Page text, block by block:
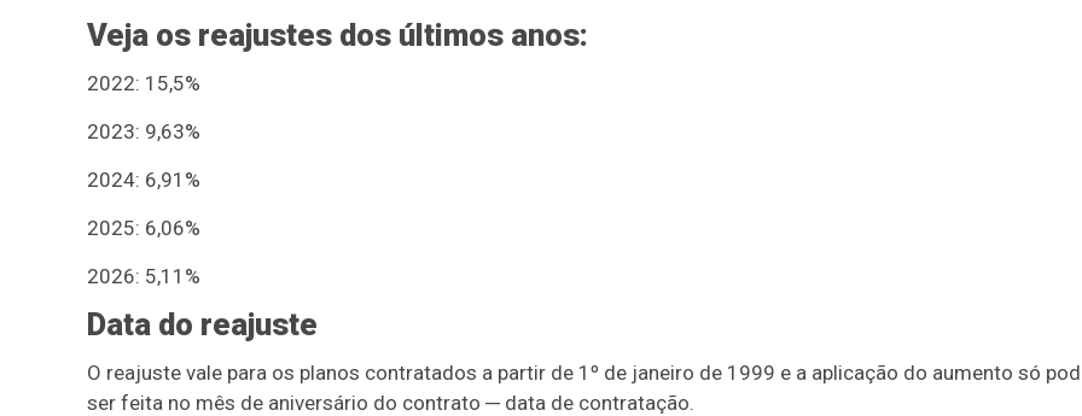
Veja os reajustes dos últimos anos:
2022: 15,5%
2023: 9,63%
2024: 6,91%
2025: 6,06%
2026: 5,11%
Data do reajuste
O reajuste vale para os planos contratados a partir de 1º de janeiro de 1999 e a aplicação do aumento só
ser feita no mês de aniversário do contrato ─ data de contratação.